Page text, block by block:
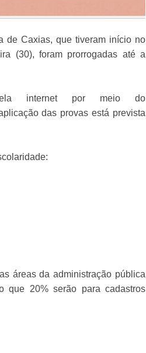
de Caxias, que tiveram início no
(30), foram prorrogadas até a
internet por meio do
das provas está prevista
áreas da administração pública
que 20% serão para cadastros